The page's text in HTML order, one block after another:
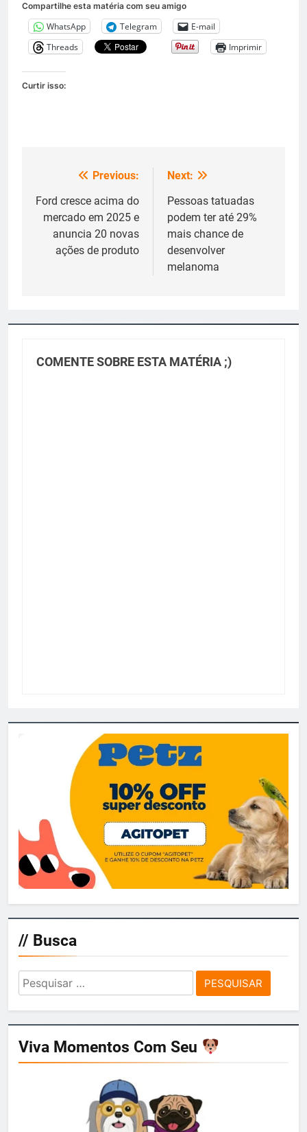
Compartilhe esta matéria com seu amigo
WhatsApp Telegram
E-mail
Threads
Imprimir
Curtir isso:
Navegação
de
Post
Previous:
Ford cresce acima do
mercado em 2025 e
anuncia 20 novas
ações de produto
Next:
Pessoas tatuadas
podem ter até 29%
mais chance de
desenvolver
melanoma
COMENTE SOBRE ESTA MATÉRIA ;)
// Busca
Pesquisar
por:
Viva Momentos Com Seu